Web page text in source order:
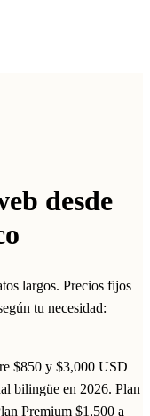
desde
largos. Precios fijos
tu necesidad:
$850 y $3,000 USD
bilingüe en 2026. Plan
Premium $1,500 a